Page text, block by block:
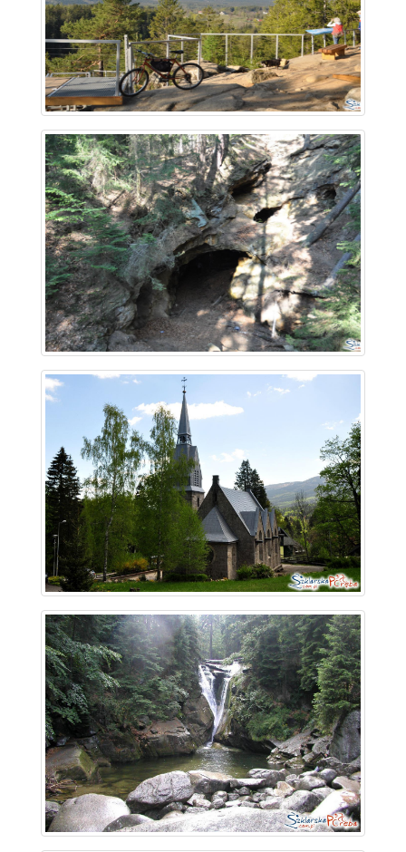
~ 2.9 km
~ 2.9 km
~ 3.1 km
~ 3.1 km